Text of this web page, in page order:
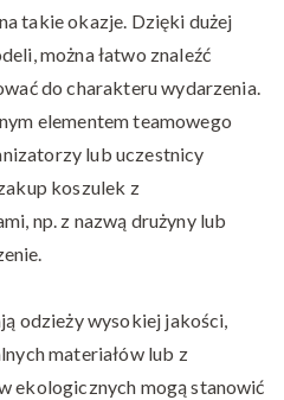
takie okazje. Dzięki dużej
można łatwo znaleźć
do charakteru wydarzenia.
elementem teamowego
lub uczestnicy
koszulek z
np. z nazwą drużyny lub
odzieży wysokiej jakości,
materiałów lub z
ekologicznych mogą stanowić